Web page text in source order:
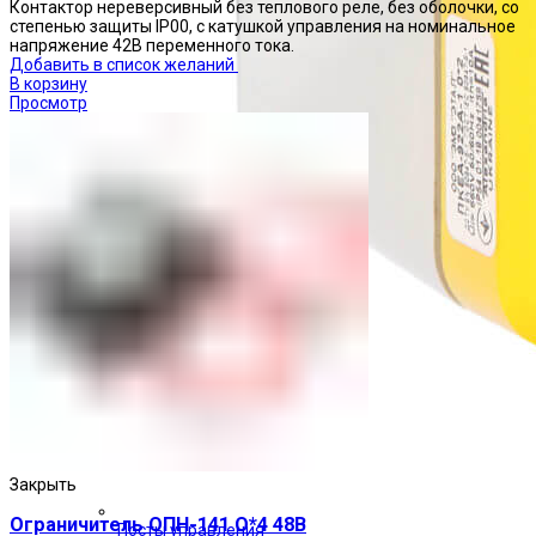
Посты управления
Контактор нереверсивный без теплового реле, без оболочки, со
степенью защиты IP00, с катушкой управления на номинальное
напряжение 42В переменного тока.
Добавить в список желаний
В корзину
Просмотр
Закрыть
Ограничитель ОПН-141 О*4 48В